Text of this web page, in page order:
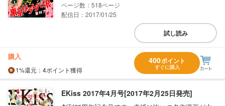
518
配信日：2017/01/25
試し読み
購入
1%還元 ：4ポイント獲得
400ポイント
すぐに購入
EKiss 2017年4月号[2017年2月25日発売]